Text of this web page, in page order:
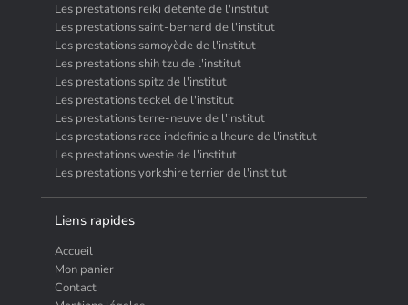
Les prestations reiki detente de l'institut
Les prestations saint-bernard de l'institut
Les prestations samoyède de l'institut
Les prestations shih tzu de l'institut
Les prestations spitz de l'institut
Les prestations teckel de l'institut
Les prestations terre-neuve de l'institut
Les prestations race indefinie a lheure de l'institut
Les prestations westie de l'institut
Les prestations yorkshire terrier de l'institut
Liens rapides
Accueil
Mon panier
Contact